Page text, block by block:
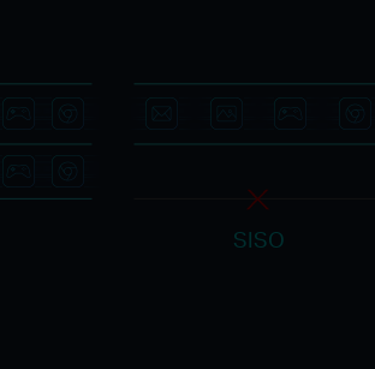
SISO